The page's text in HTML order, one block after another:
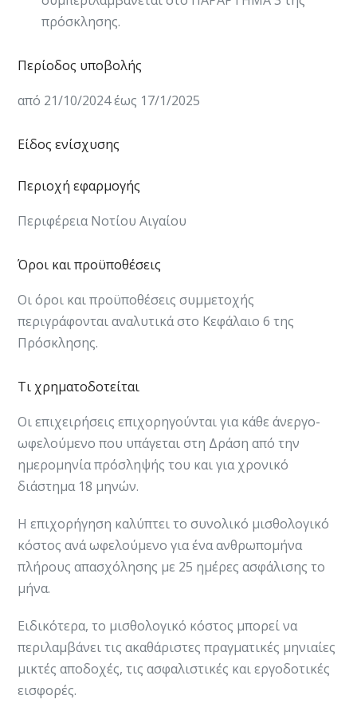
πρόσκλησης.​​
Περίοδος υποβολής
από 21/10/2024 έως 17/1/2025
Είδος ενίσχυσης
Περιοχή εφαρμογής
Περιφέρεια Νοτίου Αιγαίου
Όροι και προϋποθέσεις
Οι όροι και προϋποθέσεις ​​​συμμετοχής
περιγράφονται αναλυτικά στο Κεφάλαιο 6 της
Πρόσκλησης.
Τι χρηματοδοτείται
Οι επιχειρήσεις επιχορηγούνται για κάθε άνεργο-
ωφελούμενο που υπάγεται στη Δράση από την
ημερομηνία πρόσληψής του και για χρονικό
διάστημα 18 μηνών.
Η επιχορήγηση καλύπτει το συνολικό μισθολογικό
κόστος ανά ωφελούμενο ​για ένα ανθρωπομήνα
πλήρους απασχόλησης με 25 ημέρες ασφάλισης το
μήνα.
Ειδικότερα, το μισθολογικό κόστος μπορεί να
περιλαμβάνει τις ακαθάριστες πραγματικές μηνιαίες
μικτές αποδοχές, τις ασφαλιστικές και εργοδοτικές
εισφορές.​